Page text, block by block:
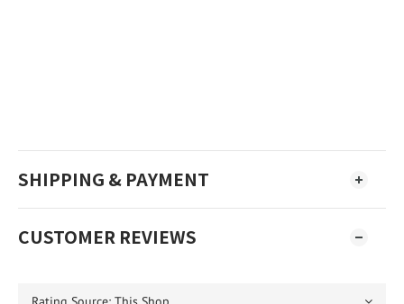
SHIPPING & PAYMENT
CUSTOMER REVIEWS